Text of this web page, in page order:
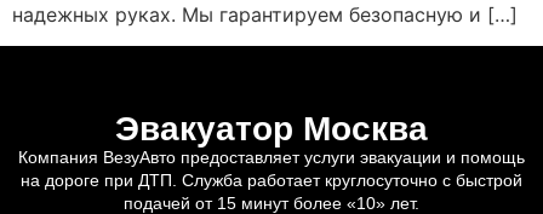
надежных руках. Мы гарантируем безопасную и […]
Эвакуатор Москва
Компания ВезуАвто предоставляет услуги эвакуации и помощь
на дороге при ДТП. Служба работает круглосуточно с быстрой
подачей от 15 минут более «10» лет.